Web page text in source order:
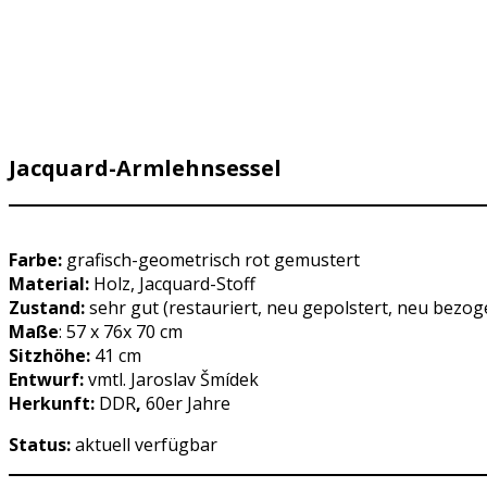
Jacquard-Armlehnsessel
Farbe: grafisch-geometrisch rot gemustert
Material: Holz, Jacquard-Stoff
Zustand:sehr gut (restauriert, neu gepolstert, neu
Maße: 57 x 76x 70 cm
Sitzhöhe: 41 cm
Entwurf:vmtl. Jaroslav Šmídek
Herkunft: DDR, 60er Jahre
Status:aktuell verfügbar